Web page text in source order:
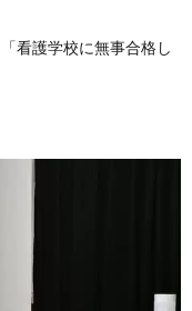
看護学校に無事合格し